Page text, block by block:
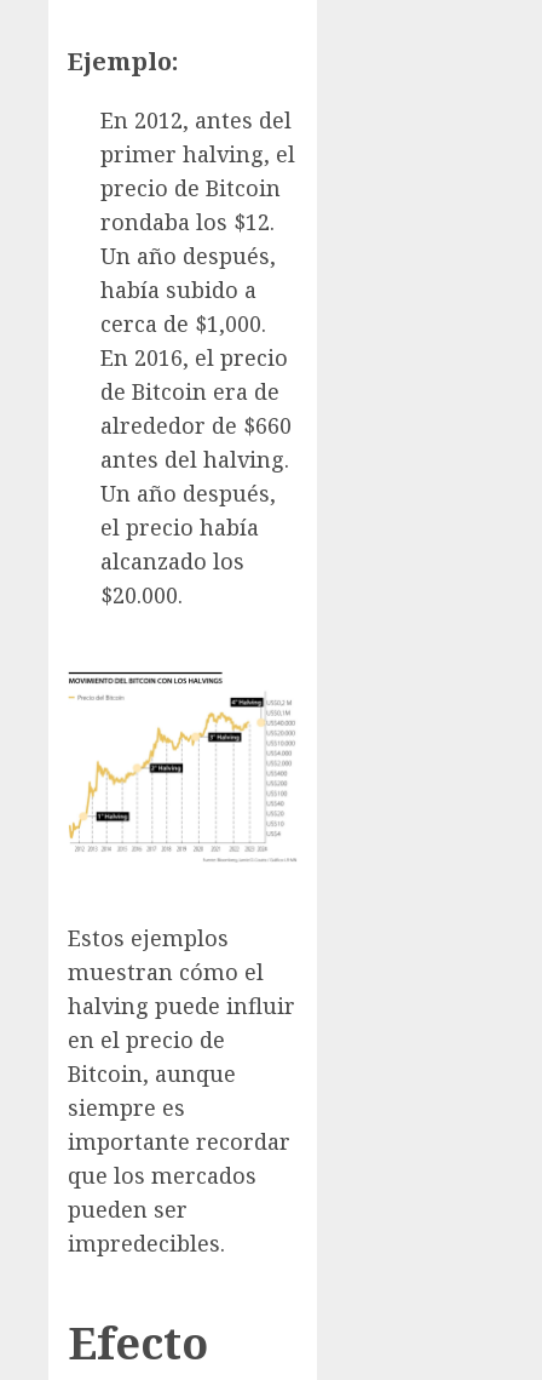
Ejemplo:
En 2012, antes del
primer halving, el
precio de Bitcoin
rondaba los $12.
Un año después,
había subido a
cerca de $1,000.
En 2016, el precio
de Bitcoin era de
alrededor de $660
antes del halving.
Un año después,
el precio había
alcanzado los
$20.000.
Estos ejemplos
muestran cómo el
halving puede influir
en el precio de
Bitcoin, aunque
siempre es
importante recordar
que los mercados
pueden ser
impredecibles.
Efecto